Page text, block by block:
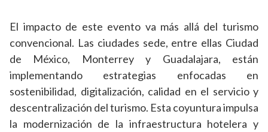
El impacto de este evento va más allá del turismo
convencional. Las ciudades sede, entre ellas Ciudad
de México, Monterrey y Guadalajara, están
implementando estrategias enfocadas en
sostenibilidad, digitalización, calidad en el servicio y
descentralización del turismo. Esta coyuntura impulsa
la modernización de la infraestructura hotelera y